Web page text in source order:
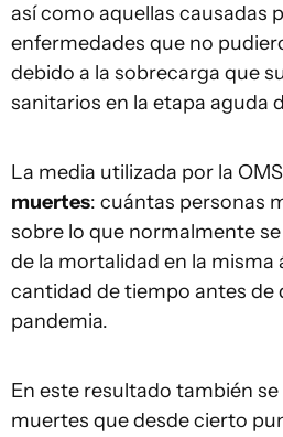
así como aquellas causadas
enfermedades que no
debido a la sobrecarga que
sanitarios en la etapa aguda
La media utilizada por la
muertes: cuántas personas
sobre lo que normalmente
de la mortalidad en la misma
cantidad de tiempo antes de
pandemia.
En este resultado también
muertes que desde cierto